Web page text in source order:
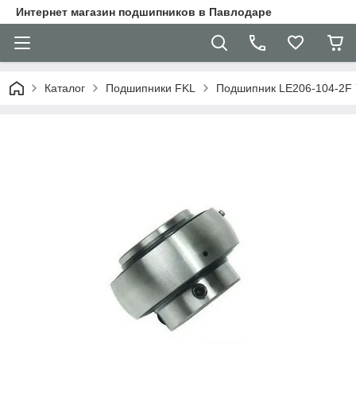
Интернет магазин подшипников в Павлодаре
Каталог Подшипники FKL Подшипник LE206-104-2F